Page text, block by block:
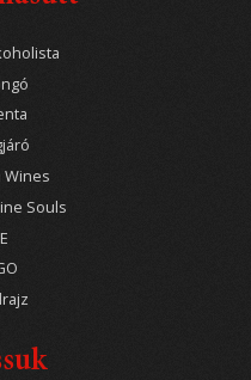
Wines
Souls